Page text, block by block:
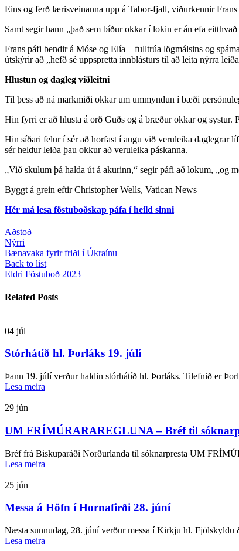
Eins og ferð lærisveinanna upp á Tabor-fjall, viðurkennir
Samt segir hann „það sem bíður okkar í lokin er án efa
Frans páfi bendir á Móse og Elía – fulltrúa lögmálsins og
útskýrir að „hefð sé uppspretta innblásturs til að leita nýrra
Hlustun og dagleg viðleitni
Til þess að ná markmiði okkar um ummyndun í bæði
Hin fyrri er að hlusta á orð Guðs og á bræður okkar og
Hin síðari felur í sér að horfast í augu við veruleika daglegrar
sér heldur leiða þau okkur að veruleika páskanna.
„Við skulum þá halda út á akurinn,“ segir páfi að lokum, „og
Byggt á grein eftir Christopher Wells, Vatican News
Hér má lesa föstuboðskap páfa í heild sinni
Aðstoð
Nýrri
Bænavaka fyrir friði í Úkraínu
Back to list
Eldri Föstuboð 2023
Related Posts
04 júl
Stórhátíð hl. Þorláks 19. júlí
Þann 19. júlí verður haldin stórhátíð hl. Þorláks. Tilefnið er
Lesa meira
29 jún
UM FRÍMÚRARAREGLUNA – Bréf til
Bréf frá Biskuparáði Norðurlanda til sóknarpresta UM
Lesa meira
25 jún
Messa á Höfn í Hornafirði 28. júní
Næsta sunnudag, 28. júní verður messa í Kirkju hl. Fjölskyldu
Lesa meira